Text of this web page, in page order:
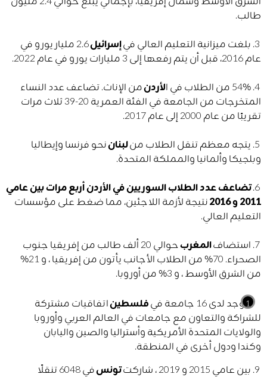
طالب.
إسرائيل
2.6 مليار يورو في
عام 2016، قبل أن يتم رفعها إلى 3 مليارات يورو في عام 2022.
لأردنمن الإناث. تضاعف عدد النساء
المتخرجات من الجامعة في الفئة العمرية 20-39 ثلاث مرات
تقريبًا من عام 2000 إلى عام 2017.
لبناننحو فرنسا وإيطاليا
وبلجيكا وألمانيا والمملكة المتحدة.
تضاعف عدد الطلاب السوريين في الأردن أربع مرات بين عامي
2011 و 2016
نتيجة لأزمة اللاجئين، مما ضغط على مؤسسات
التعليم العالي.
المغرب
حوالي 20 ألف طالب من إفريقيا جنوب
الصحراء. 70٪ من الطلاب الأجانب يأتون من إفريقيا ، و 21٪
من الشرق الأوسط ، و 3٪ من أوروبا.
يوجد لدى 16 جامعة في فلسطيناتفاقيات مشتركة
للشراكة والتعاون مع جامعات في العالم العربي وأوروبا
والولايات المتحدة الأمريكية وأستراليا والصين واليابان
وكندا ودول أخرى في المنطقة.
تونس
في 6048 تنقلًا